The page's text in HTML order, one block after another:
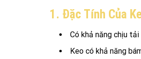
1. Đặc Tính Của
Có khả năng chịu
Keo có khả năng